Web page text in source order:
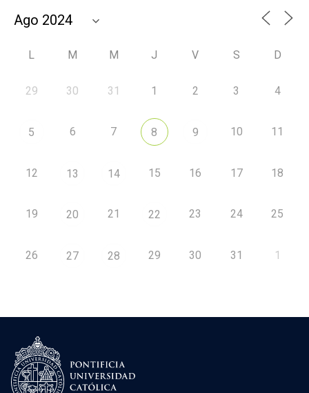
L M M J V S D
29 30 31 1 2 3 4
5 6 7 8 9 10 11
12 13 14 15 16 17 18
19 20 21 22 23 24 25
26 27 28 29 30 31 1